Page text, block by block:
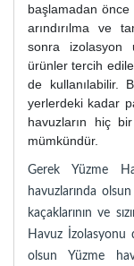
başlamadan önce
arındırılma ve
sonra izolasyon
ürünler tercih
de kullanılabilir.
yerlerdeki kadar
havuzların hiç
mümkündür.
Gerek Yüzme
havuzlarında
kaçaklarının ve
Havuz İzolasyonu
olsun Yüzme